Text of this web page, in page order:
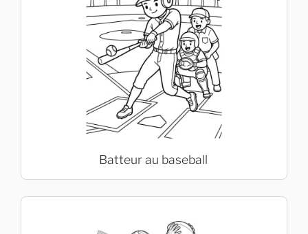
Batteur au baseball